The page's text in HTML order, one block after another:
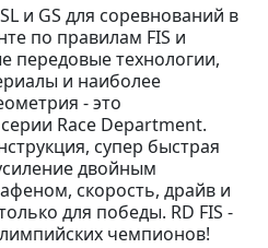
и GS для соревнований в
по правилам FIS и
передовые технологии,
и наиболее
- это
Race Department.
супер быстрая
двойным
скорость, драйв и
для победы. RD FIS -
чемпионов!